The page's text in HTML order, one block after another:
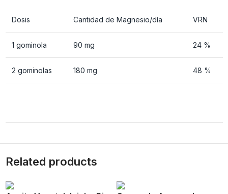
Dosis Cantidad de Magnesio/día VRN
1 gominola 90 mg 24 %
2 gominolas 180 mg 48 %
Related products